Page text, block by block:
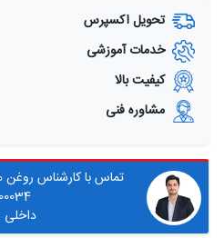
تحویل اکسپرس
خدمات آموزشی
کیفیت بالا
مشاوره فنی
تماس با کارشناس
داخلی :